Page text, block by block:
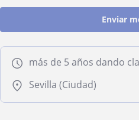
Enviar
más de 5 años dando
Sevilla (Ciudad)